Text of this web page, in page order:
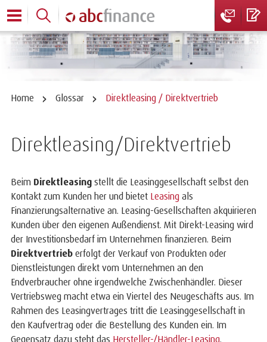
Home Glossar Direktleasing / Direktvertrieb
Direktleasing/Direktvertrieb
Beim Direktleasing stellt die Leasinggesellschaft selbst den
Kontakt zum Kunden her und bietet Leasing als
Finanzierungsalternative an. Leasing-Gesellschaften akquirieren
Kunden über den eigenen Außendienst. Mit Direkt-Leasing wird
der Investitionsbedarf im Unternehmen finanzieren. Beim
Direktvertrieb erfolgt der Verkauf von Produkten oder
Dienstleistungen direkt vom Unternehmen an den
Endverbraucher ohne irgendwelche Zwischenhändler. Dieser
Vertriebsweg macht etwa ein Viertel des Neugeschäfts aus. Im
Rahmen des Leasingvertrages tritt die Leasinggesellschaft in
den Kaufvertrag oder die Bestellung des Kunden ein. Im
Gegensatz dazu steht das Hersteller-/Händler-Leasing.